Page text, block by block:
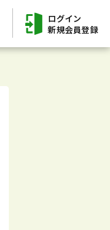
ログイン
新規会員登録